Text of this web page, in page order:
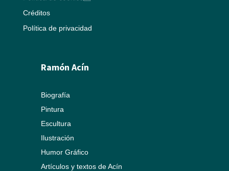
Créditos
Política de privacidad
Ramón Acín
Biografía
Pintura
Escultura
Ilustración
Humor Gráfico
Artículos y textos de Acín